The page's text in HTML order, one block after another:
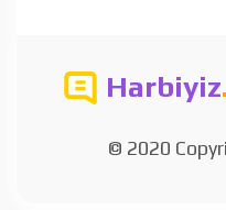
Harbiyiz
© 2020